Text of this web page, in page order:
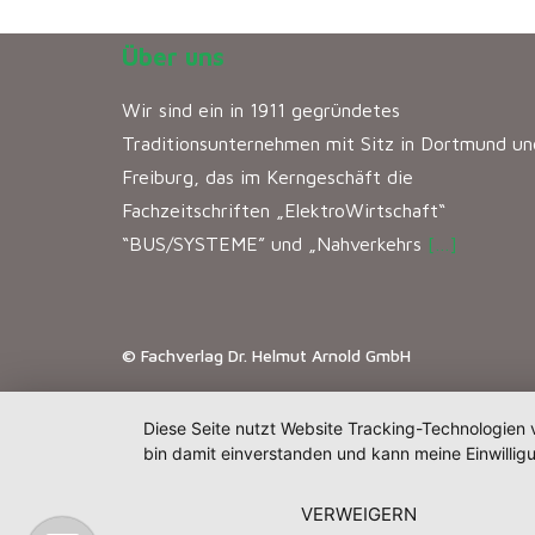
Über uns
Wir sind ein in 1911 gegründetes
Traditionsunternehmen mit Sitz in Dortmund
Freiburg, das im Kerngeschäft die
Fachzeitschriften „ElektroWirtschaft“
“BUS/SYSTEME” und „Nahverkehrs […]
© Fachverlag Dr. Helmut Arnold GmbH
Diese Seite nutzt Website Tracking-
bin damit einverstanden und kann meine
VERWEIGERN